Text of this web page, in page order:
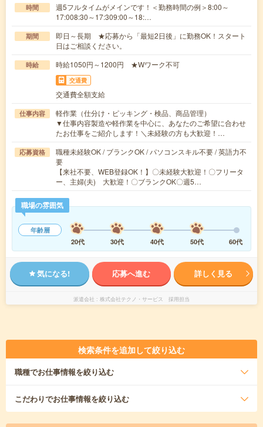
時間
週5フルタイムがメインです！＜勤務時間の例＞8:00～
17:008:30～17:309:00～18:…
期間
即日～長期 ★応募から「最短2日後」に勤務OK！スタート
日はご相談ください。
時給 時給1050円～1200円 ★Wワーク不可
交通費
交通費全額支給
仕事内容
軽作業（仕分け・ピッキング・検品、商品管理）
▼仕事内容製造や軽作業を中心に、あなたのご希望に合わせ
たお仕事をご紹介します！＼未経験の方も大歓迎！…
応募資格
職種未経験OK / ブランクOK / パソコンスキル不要 / 英語力不
要
【来社不要、WEB登録OK！】〇未経験大歓迎！〇フリータ
ー、主婦(夫) 大歓迎！〇ブランクOK〇週5…
職場の雰囲気
年齢層
20代
30代 40代 50代 60代
気になる! 応募へ進む 詳しく見る
派遣会社 株式会社テクノ・サービス 採用担当
検索条件を追加して絞り込む
職種でお仕事情報を絞り込む
こだわりでお仕事情報を絞り込む